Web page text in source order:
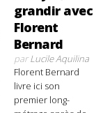
grandir avec
Florent
Bernard
parLucile Aquilina
Florent Bernard
livre ici son
premier long-